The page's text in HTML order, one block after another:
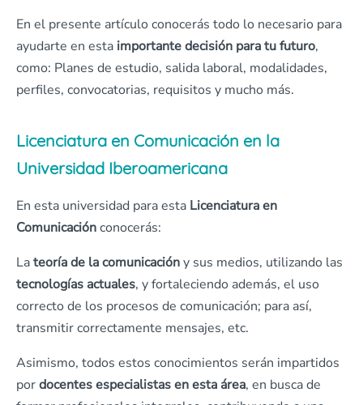
En el presente artículo conocerás todo lo necesario para
ayudarte en esta importante decisión para tu futuro,
como: Planes de estudio, salida laboral, modalidades,
perfiles, convocatorias, requisitos y mucho más.
Licenciatura en Comunicación en la
Universidad Iberoamericana
En esta universidad para esta Licenciatura en
Comunicaciónconocerás:
Lateoría de la comunicacióny sus medios, utilizando las
tecnologías actuales, y fortaleciendo además, el uso
correcto de los procesos de comunicación; para así,
transmitir correctamente mensajes, etc.
Asimismo, todos estos conocimientos serán impartidos
pordocentes especialistasen esta área, en busca de